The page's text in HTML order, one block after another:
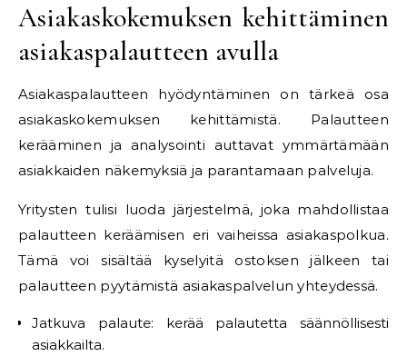
Asiakaskokemuksen kehittäminen
asiakaspalautteen avulla
Asiakaspalautteen hyödyntäminen on tärkeä osa
asiakaskokemuksen kehittämistä. Palautteen
kerääminen ja analysointi auttavat ymmärtämään
asiakkaiden näkemyksiä ja parantamaan palveluja.
Yritysten tulisi luoda järjestelmä, joka mahdollistaa
palautteen keräämisen eri vaiheissa asiakaspolkua.
Tämä voi sisältää kyselyitä ostoksen jälkeen tai
palautteen pyytämistä asiakaspalvelun yhteydessä.
Jatkuva palaute: kerää palautetta säännöllisesti
asiakkailta.